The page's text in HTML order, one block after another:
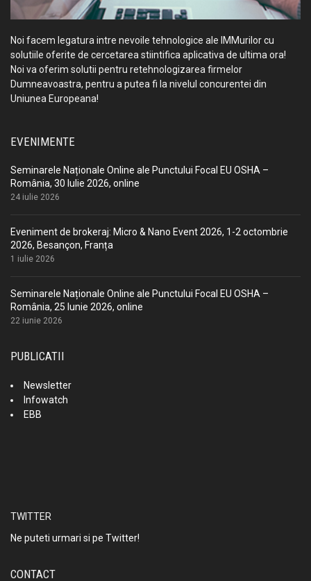
Noi facem legatura intre nevoile tehnologice ale IMMurilor cu
solutiile oferite de cercetarea stiintifica aplicativa de ultima ora!
Noi va oferim solutii pentru retehnologizarea firmelor
Dumneavoastra, pentru a putea fi la nivelul concurentei din
Uniunea Europeana!
EVENIMENTE
Seminarele Naționale Online ale Punctului Focal EU OSHA –
România, 30 Iulie 2026, online
24 iulie 2026
Eveniment de brokeraj: Micro & Nano Event 2026, 1-2 octombrie
2026, Besançon, Franța
1 iulie 2026
Seminarele Naționale Online ale Punctului Focal EU OSHA –
România, 25 Iunie 2026, online
22 iunie 2026
PUBLICATII
Newsletter
Infowatch
EBB
TWITTER
Ne puteti urmari si pe Twitter!
CONTACT